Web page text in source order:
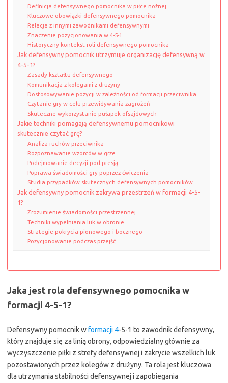
Definicja defensywnego pomocnika w piłce nożnej
Kluczowe obowiązki defensywnego pomocnika
Relacja z innymi zawodnikami defensywnymi
Znaczenie pozycjonowania w 4-5-1
Historyczny kontekst roli defensywnego pomocnika
Jak defensywny pomocnik utrzymuje organizację defensywną w
4-5-1?
Zasady kształtu defensywnego
Komunikacja z kolegami z drużyny
Dostosowywanie pozycji w zależności od formacji przeciwnika
Czytanie gry w celu przewidywania zagrożeń
Skuteczne wykorzystanie pułapek ofsajdowych
Jakie techniki pomagają defensywnemu pomocnikowi
skutecznie czytać grę?
Analiza ruchów przeciwnika
Rozpoznawanie wzorców w grze
Podejmowanie decyzji pod presją
Poprawa świadomości gry poprzez ćwiczenia
Studia przypadków skutecznych defensywnych pomocników
Jak defensywny pomocnik zakrywa przestrzeń w formacji 4-5-
1?
Zrozumienie świadomości przestrzennej
Techniki wypełniania luk w obronie
Strategie pokrycia pionowego i bocznego
Pozycjonowanie podczas przejść
Jaka jest rola defensywnego pomocnika w
formacji 4-5-1?
Defensywny pomocnik wformacji 4-5-1 to zawodnik defensywny,
który znajduje się za linią obrony, odpowiedzialny głównie za
wyczyszczenie piłki z strefy defensywnej i zakrycie wszelkich luk
pozostawionych przez kolegów z drużyny. Ta rola jest kluczowa
dla utrzymania stabilności defensywnej i zapobiegania